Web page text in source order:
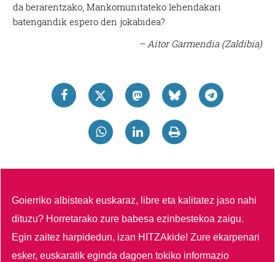
da berarentzako, Mankomunitateko lehendakari
batengandik espero den jokabidea?
– Aitor Garmendia (Zaldibia)
Goierriko albisteak euskaraz, libre eta kalitatez jaso nahi
dituzu? Horretarako zure babesa ezinbestekoa zaigu.
Egin zaitez harpidedun, izan HITZAkide!Zure ekarpenari
esker, euskaratik eginda dagoen tokiko informazio